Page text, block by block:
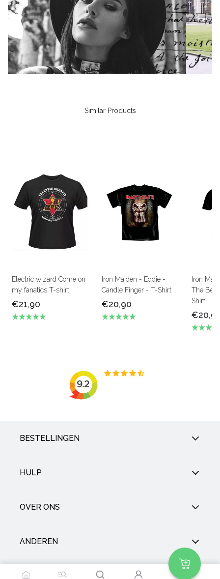
Similar Products
Electric wizard Come on
my fanatics T-shirt
€21,90
Iron Maiden - Eddie -
Candle Finger - T-Shirt
€20,90
Iron
The
Shirt
BESTELLINGEN
HULP
OVER ONS
ANDEREN
SOCIAL